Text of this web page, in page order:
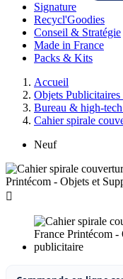
Signature
Recycl'Goodies
Conseil & Stratégie
Made in France
Packs & Kits
Accueil
Objets
Bureau & high-
Cahier spirale
Neuf
